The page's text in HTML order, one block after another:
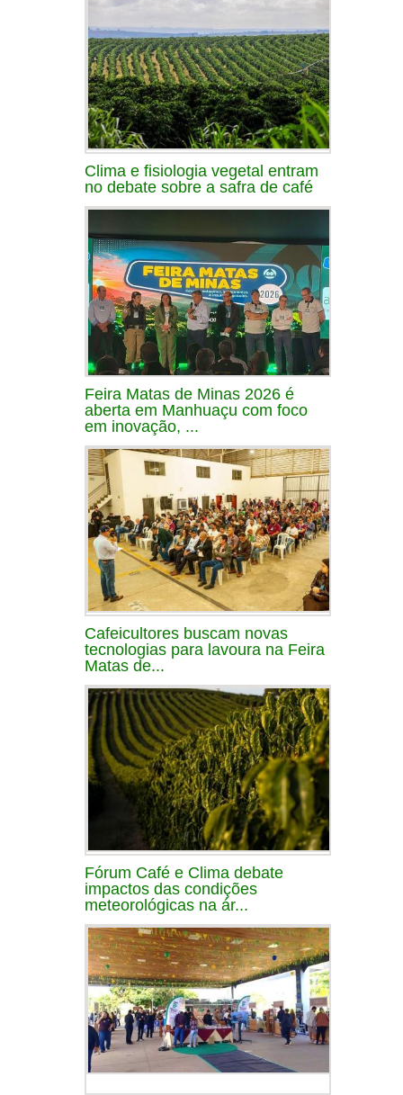
Clima e fisiologia vegetal entram
no debate sobre a safra de café
Feira Matas de Minas 2026 é
aberta em Manhuaçu com foco
em inovação, ...
Cafeicultores buscam novas
tecnologias para lavoura na Feira
Matas de...
Fórum Café e Clima debate
impactos das condições
meteorológicas na ár...